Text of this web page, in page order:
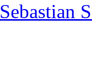
Sebastian